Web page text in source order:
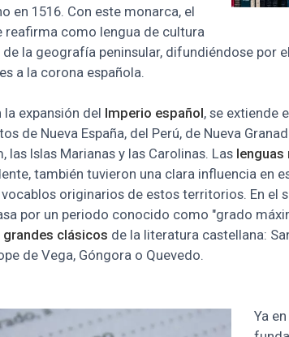
en 1516. Con este monarca, el
reafirma como lengua de cultura
de la geografía peninsular, difundiéndose por
a la corona española.
la expansión del Imperio español, se extiende
de Nueva España, del Perú, de Nueva
las Islas Marianas y las Carolinas. Las lenguas
también tuvieron una clara influencia en
originarios de estos territorios. En el
por un periodo conocido como "grado
grandes clásicos de la literatura castellana:
de Vega, Góngora o Quevedo.
Ya